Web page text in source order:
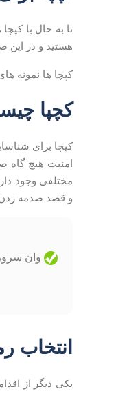
تا به حال با
هستید و در این
کپچا ها نمونه
کچپا
امنیت هیچ گاه
مختلفی وجود
و قصد صدمه زدن
وان
انتخاب
یکی دیگر از